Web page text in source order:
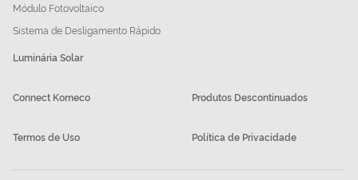
Módulo Fotovoltaico
Sistema de Desligamento Rápido
Luminária Solar
Connect Komeco Produtos Descontinuados
Termos de Uso Política de Privacidade